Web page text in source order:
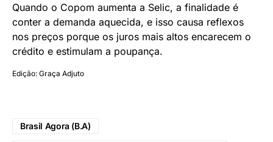
Quando o Copom aumenta a Selic, a finalidade é
conter a demanda aquecida, e isso causa reflexos
nos preços porque os juros mais altos encarecem o
crédito e estimulam a poupança.
Edição: Graça Adjuto
Brasil Agora (B.A)